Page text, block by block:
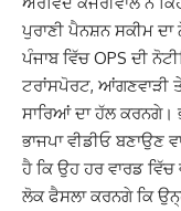
ਪੁਰਾਣੀ ਪੈਨਸ਼ਨ ਸਕੀਮ ਦਾ
ਪੰਜਾਬ ਵਿੱਚ OPS ਦੀ
ਟਰਾਂਸਪੋਰਟ, ਆਂਗਣਵਾੜੀ
ਸਾਰਿਆਂ ਦਾ ਹੱਲ ਕਰਨਗੇ।
ਭਾਜਪਾ ਵੀਡੀਓ ਬਣਾਉਣ
ਹੈ ਕਿ ਉਹ ਹਰ ਵਾਰਡ
ਲੋਕ ਫੈਸਲਾ ਕਰਨਗੇ ਕਿ